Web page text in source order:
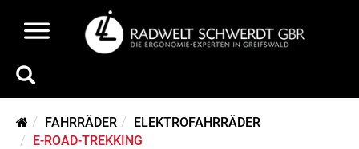
FAHRRÄDER
ELEKTROFAHRRÄDER
E-ROAD-TREKKING